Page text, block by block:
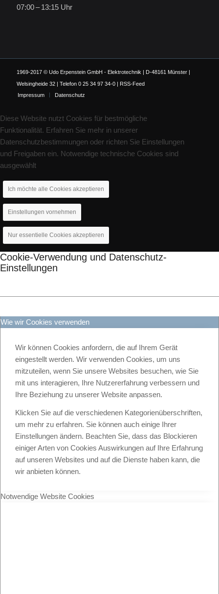
07:00 – 13:15 Uhr
1969-2017 © Udo Erpenstein GmbH - Elektrotechnik | D-48161 Münster |
Welsingheide 32 | Telefon 0 25 34 97 34-0 | RSS-Feed
Impressum
Datenschutz
Diese Website nutzt Cookies für bestmögliche
Funktionalität. Erfahren Sie mehr in unserer
Datenschutzbestimmungen oder richten Sie Einstellungen
und Freigaben ein. Notwendige technische Cookies sind
ausgewählt
Ich möchte alle Cookies akzeptieren
Einstellungen vornehmen
Nur essentielle Cookies akzeptieren
Cookie-Verwendung und Datenschutz-
Einstellungen
Wie wir Cookies verwenden
Wir können Cookies anfordern, die auf Ihrem Gerät
eingestellt werden. Wir verwenden Cookies, um uns
mitzuteilen, wenn Sie unsere Websites besuchen, wie Sie
mit uns interagieren, Ihre Nutzererfahrung verbessern und
Ihre Beziehung zu unserer Website anpassen.
Klicken Sie auf die verschiedenen Kategorienüberschriften,
um mehr zu erfahren. Sie können auch einige Ihrer
Einstellungen ändern. Beachten Sie, dass das Blockieren
einiger Arten von Cookies Auswirkungen auf Ihre Erfahrung
auf unseren Websites und auf die Dienste haben kann, die
wir anbieten können.
Notwendige Website Cookies